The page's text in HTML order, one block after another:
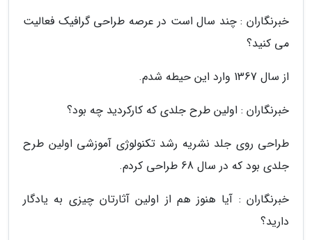
خبرنگاران : چند سال است در عرصه طراحی گرافیک فعالیت
می کنید؟
از سال 1367 وارد این حیطه شدم.
خبرنگاران : اولین طرح جلدی که کارکردید چه بود؟
طراحی روی جلد نشریه رشد تکنولوژی آموزشی اولین طرح
جلدی بود که در سال 68 طراحی کردم.
خبرنگاران : آیا هنوز هم از اولین آثارتان چیزی به یادگار
دارید؟